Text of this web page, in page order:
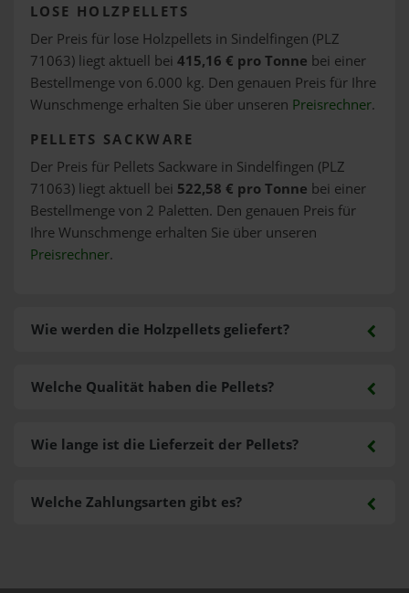
LOSE HOLZPELLETS
Der Preis für lose Holzpellets in Sindelfingen (PLZ
71063) liegt aktuell bei 415,16 € pro Tonne bei einer
Bestellmenge von 6.000 kg. Den genauen Preis für Ihre
Wunschmenge erhalten Sie über unseren Preisrechner.
PELLETS SACKWARE
Der Preis für Pellets Sackware in Sindelfingen (PLZ
71063) liegt aktuell bei 522,58 € pro Tonne bei einer
Bestellmenge von 2 Paletten. Den genauen Preis für
Ihre Wunschmenge erhalten Sie über unseren
Preisrechner.
Wie werden die Holzpellets geliefert?
Welche Zahlungsarten gibt es?
Welche Qualität haben die Pellets?
Wie lange ist die Lieferzeit der Pellets?